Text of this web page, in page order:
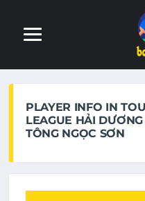
PLAYER INFO IN
LEAGUE HẢI
TÔNG NGỌC SƠN